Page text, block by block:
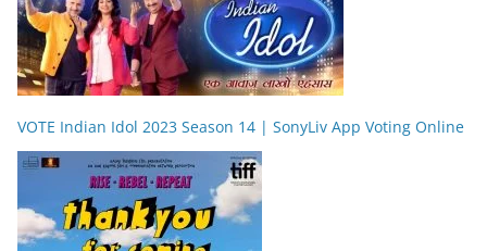
VOTE Indian Idol 2023 Season 14 | SonyLiv App Voting Online